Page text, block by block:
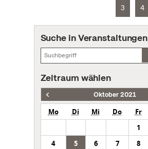
3 4
Suche in Veranstaltungen
Zeitraum wählen
Oktober 2021
Mo Di Mi Do Fr
1
4
5 6 7 8